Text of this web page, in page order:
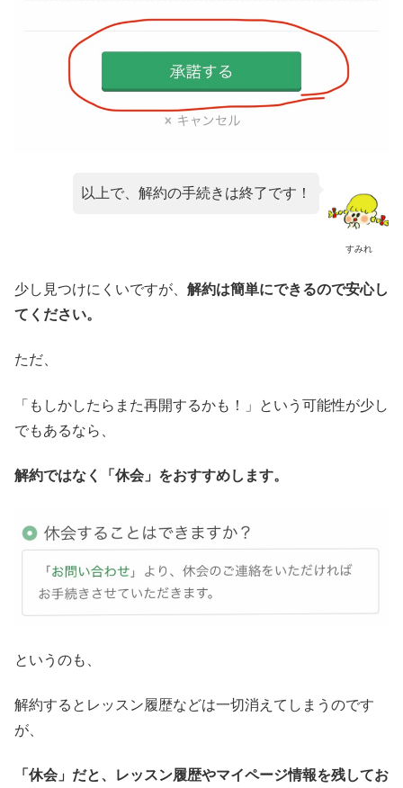
すみれ
以上で、解約の手続きは終了です！
少し見つけにくいですが、 解約は簡単にできるので安心し
てください。
ただ、
「もしかしたらまた再開するかも！」という可能性が少し
でもあるなら、
解約ではなく「休会」をおすすめします。
というのも、
解約するとレッスン履歴などは一切消えてしまうのです
が、
「休会」だと、レッスン履歴やマイページ情報を残してお